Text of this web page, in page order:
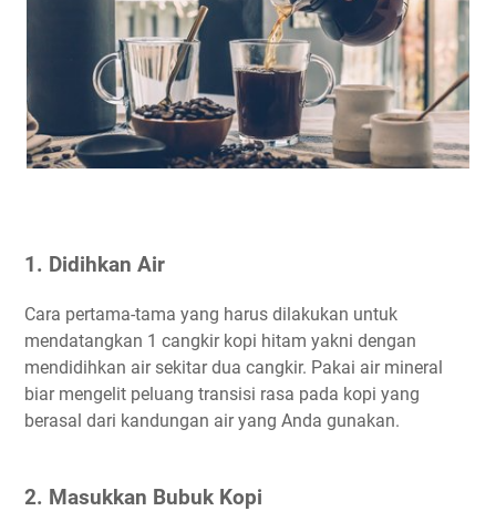
1. Didihkan Air
Cara pertama-tama yang harus dilakukan untuk
mendatangkan 1 cangkir kopi hitam yakni dengan
mendidihkan air sekitar dua cangkir. Pakai air mineral
biar mengelit peluang transisi rasa pada kopi yang
berasal dari kandungan air yang Anda gunakan.
2. Masukkan Bubuk Kopi